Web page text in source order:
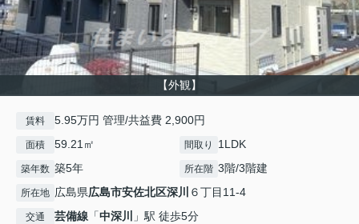
【外観】
賃料 5.95万円 管理/共益費 2,900円
面積 59.21㎡ 間取り 1LDK
築年数 築5年 所在階 3階/3階建
所在地 広島県広島市安佐北区深川 ６丁目11-4
交通 芸備線 「中深川
」駅 徒歩5分